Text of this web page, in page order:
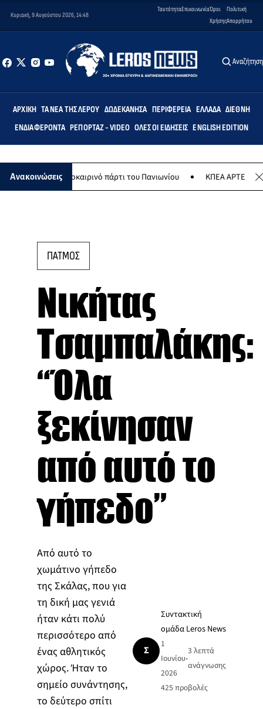
Κυριακή, 9 Αυγούστου 2026, 14:48
ΤαυτότηταΕπικοινωνίαΌροι
Χρήσης
Πολιτική
Απορρήτου
Αναζήτηση
ΑΡΧΙΚΉ ΤΑ ΝΈΑ ΤΗΣ ΛΈΡΟΥ ΔΩΔΕΚΆΝΗΣΑ ΠΕΡΙΦΈΡΕΙΑ ΕΛΛΆΔΑ ΔΙΕΘΝΉ
ΕΝΔΙΑΦΈΡΟΝΤΑ ΡΕΠΟΡΤΆΖ - VIDEO ΌΛΕΣ ΟΙ ΕΙΔΉΣΕΙΣ ENGLISH EDITION
Ανακοινώσεις
το καλοκαιρινό πάρτι του Πανιωνίου ΚΠΕΑ ΑΡΤΕΜΙΣ: Το
ΠΑΤΜΟΣ
Νικήτας
Τσαμπαλάκης:
“Όλα
ξεκίνησαν
από αυτό το
γήπεδο”
Από αυτό το
χωμάτινο γήπεδο
της Σκάλας, που για
τη δική μας γενιά
ήταν κάτι πολύ
περισσότερο από
ένας αθλητικός
χώρος. Ήταν το
σημείο συνάντησης,
το δεύτερο σπίτι
Σ
Συντακτική
ομάδα Leros News
1
Ιουνίου
2026
•
3 λεπτά
ανάγνωσης
425 προβολές